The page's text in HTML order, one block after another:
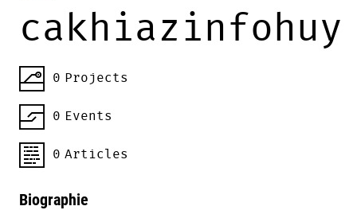
cakhiazinfohuy
0 Projects
0 Events
0 Articles
Biographie